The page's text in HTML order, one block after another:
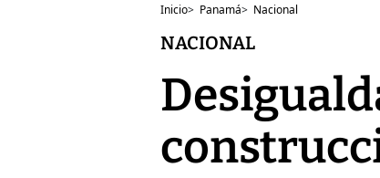
Inicio> Panamá> Nacional
NACIONAL